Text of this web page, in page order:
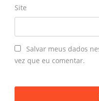
Site
Salvar meus dados
vez que eu comentar.